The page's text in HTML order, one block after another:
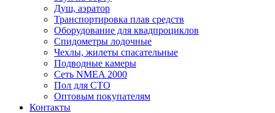
Душ, аэратор
Транспортировка плав средств
Оборудование для квадпроциклов
Спидометры лодочные
Чехлы, жилеты спасательные
Подводные камеры
Сеть NMEA 2000
Пол для СТО
Оптовым покупателям
Контакты